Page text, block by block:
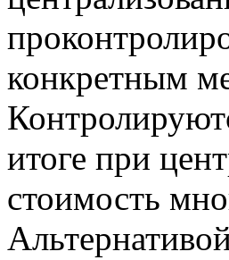
конкретным
итоге при
стоимость